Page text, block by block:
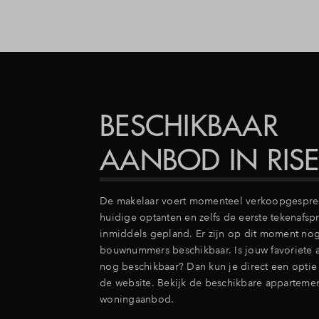
BESCHIKBAAR
AANBOD IN RISE
De makelaar voert momenteel
huidige optanten en zelfs de eerste
inmiddels gepland. Er zijn op dit moment
bouwnummers beschikbaar. Is jouw favoriete
nog beschikbaar? Dan kun je direct een optie
de website. Bekijk de beschikbare
woningaanbod.